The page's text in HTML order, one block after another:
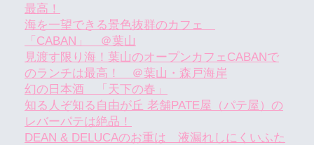
最高！
海を一望できる景色抜群のカフェ
「CABAN」 ＠葉山
見渡す限り海！葉山のオープンカフェCABANで
のランチは最高！ ＠葉山・森戸海岸
幻の日本酒 「天下の春」
知る人ぞ知る自由が丘 老舗PATE屋（パテ屋）の
レバーパテは絶品！
DEAN & DELUCAのお重は 液漏れしにくいふた